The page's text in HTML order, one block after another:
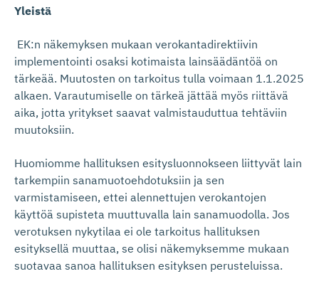
Yleistä
EK:n näkemyksen mukaan verokantadirektiivin
implementointi osaksi kotimaista lainsäädäntöä on
tärkeää. Muutosten on tarkoitus tulla voimaan 1.1.2025
alkaen. Varautumiselle on tärkeä jättää myös riittävä
aika, jotta yritykset saavat valmistauduttua tehtäviin
muutoksiin.
Huomiomme hallituksen esitysluonnokseen liittyvät lain
tarkempiin sanamuotoehdotuksiin ja sen
varmistamiseen, ettei alennettujen verokantojen
käyttöä supisteta muuttuvalla lain sanamuodolla. Jos
verotuksen nykytilaa ei ole tarkoitus hallituksen
esityksellä muuttaa, se olisi näkemyksemme mukaan
suotavaa sanoa hallituksen esityksen perusteluissa.